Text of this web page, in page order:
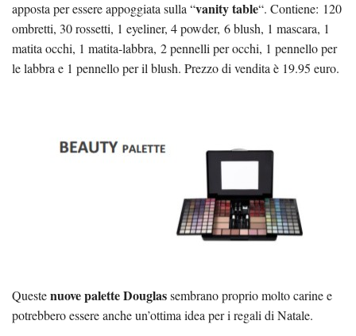
apposta per essere appoggiata sulla “vanity table“. Contiene: 120
ombretti, 30 rossetti, 1 eyeliner, 4 powder, 6 blush, 1 mascara, 1
matita occhi, 1 matita-labbra, 2 pennelli per occhi, 1 pennello per
le labbra e 1 pennello per il blush. Prezzo di vendita è 19.95 euro.
Questenuove palette Douglassembrano proprio molto carine e
potrebbero essere anche un’ottima idea per i regali di Natale.